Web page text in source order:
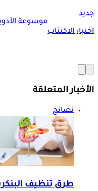
جديد
اختبار الاكتئاب
موسوعة
الأخبار المتعلقة
نصائح